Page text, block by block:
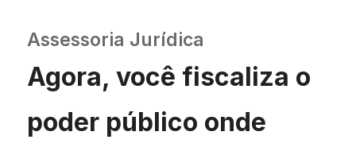
Assessoria Jurídica
Agora, você fiscaliza o
poder público onde